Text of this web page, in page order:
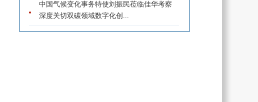
中国气候变化事务特使刘振民莅临佳华考察
深度关切双碳领域数字化创...